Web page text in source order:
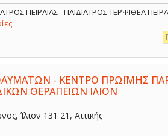
ΠΕΙΡΑΙΑΣ - ΠΑΙΔΙΑΤΡΟΣ ΤΕΡΨΙΘΕΑ
- ΚΕΝΤΡΟ ΠΡΩΪΜΗΣ
ΘΕΡΑΠΕΙΩΝ ΙΛΙΟΝ
Ίλιον 131 21, Αττικής